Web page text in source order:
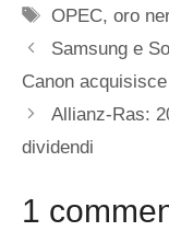
Tag
OPEC,oro
Samsung e
Canon
Allianz-Ras:
dividendi
1